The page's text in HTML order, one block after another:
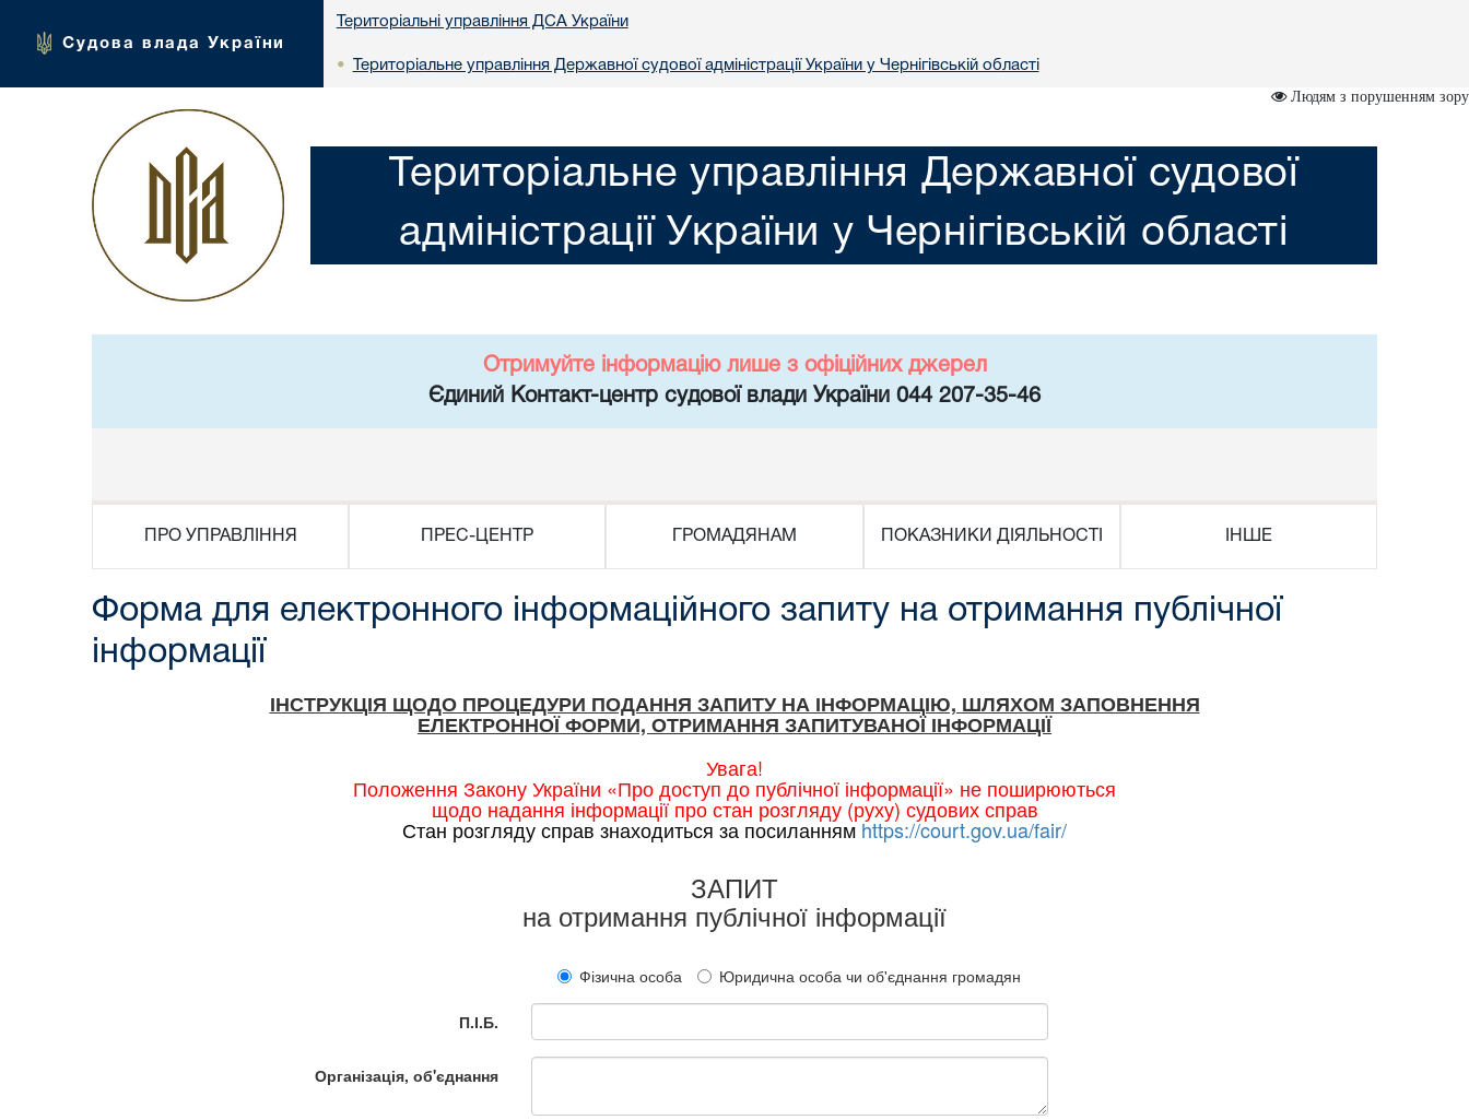
Судова влада України
Територіальні управління ДСА України
• Територіальне управління Державної судової адміністрації України у Чернiгiвській областi
Людям з порушенням зору
Територіальне управління Державної судової
адміністрації України у Чернiгiвській областi
Отримуйте інформацію лише з офіційних джерел
Єдиний Контакт-центр судової влади України 044 207-35-46
ПРО УПРАВЛІННЯ ПРЕС-ЦЕНТР ГРОМАДЯНАМ ПОКАЗНИКИ ДІЯЛЬНОСТІ ІНШЕ
Форма для електронного інформаційного запиту на отримання публічної
інформації